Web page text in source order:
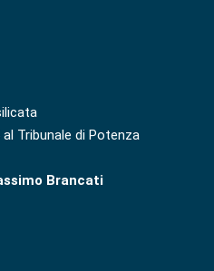
Tribunale di Potenza
Brancati